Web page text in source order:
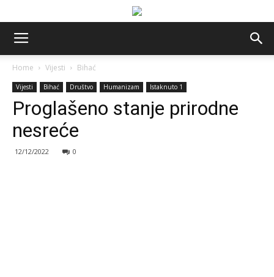
Home Vijesti Bihać
Vijesti Bihać Društvo Humanizam Istaknuto 1
Proglašeno stanje prirodne
nesreće
12/12/2022 0